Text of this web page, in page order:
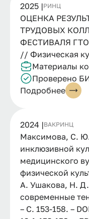
2025 |РИНЦ
ОЦЕНКА
ТРУДОВЫХ
ФЕСТИВАЛЯ
// Физическая
Материалы
Проверено
Подробнее
2024 |ВАКРИНЦ
Максимова, С.
инклюзивной
медицинского
физической
А. Ушакова, Н.
современные
– С. 153-158. –